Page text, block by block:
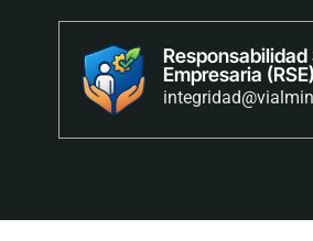
Responsabilidad
Empresaria (RSE)